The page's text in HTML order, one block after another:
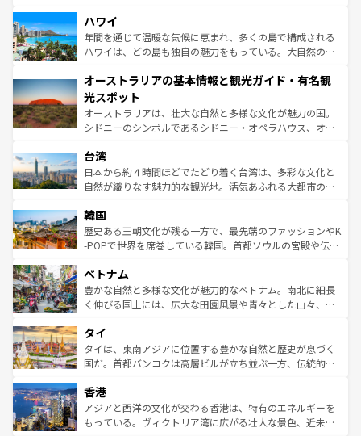
着のスイス情報は
のような巨大都市は、観光、ショッピング、エンターテイ
ンメントが詰まった刺激的なスポットだ。一方、アメリカ
西部には大自然が広がり、グランドキャニオンやイエロー
部のニューオーリンズでは、音楽と美食が融合した独特の
文化が魅力。旅行者はアメリカの各地域で異なる魅力を楽
しみながら、その多様性と豊かな歴史を感じることができ
るだろう。車でのロードトリップや列車の旅も、アメリカ
情報は
ハワイ
年間を通じて温暖な気候に恵まれ、多くの島で構成される
ハワイは、どの島も独自の魅力をもっている。大自然の神
ワイ島は見逃せない。また、定番の観光地といえばオアフ
島だが、静かな自然を求めるならマウイ島やカウアイ島が
おすすめ。エメラルドグリーンに輝く海をはじめ、豊かな
文化や歴史が息づいている。「アロハスピリット」と呼ば
人々、おいしいローカルフードやハワイアンミュージッ
ク、伝統的なフラダンスなど、すべてがハワイの魅力を彩
っている。訪れるたびに新しい発見と感動が待っているハ
はコンテンツ一覧
オーストラリアの基本情報と観光ガイド・有名観
光スポット
オーストラリアは、壮大な自然と多様な文化が魅力の国。
シドニーのシンボルであるシドニー・オペラハウス、オー
リアリーフや大陸中央部にそびえるウルル（エアーズロッ
ク）、タスマニアの美しい原生林やケアンズの熱帯雨林な
ど、見どころがたくさん。また、カフェやワイン、オージ
いる。アクティビティも充実しており、サーフィンやダイ
ビング、ハイキングなど、アウトドア好きにはたまらな
い。オーストラリアの多彩な魅力を存分に味わいつくそ
参照してほしい。
台湾
日本から約４時間ほどでたどり着く台湾は、多彩な文化と
自然が織りなす魅力的な観光地。活気あふれる大都市の台
ン）、静ひつな山岳地帯である台湾東部など、都市の喧騒
と山間の静けさが共存しており、訪れる人に新しい発見と
驚きをもたらしてくれる。また、奥深い台湾の食文化も魅
容にもいいと評判のスイーツなど、バラエティ豊かな料理
が味わえる。 なお、新着の台湾情報は コンテンツ一覧を参
照してほしい。
韓国
歴史ある王朝文化が残る一方で、最先端のファッションやK
-POPで世界を席巻している韓国。首都ソウルの宮殿や伝統
き、地方に足を延ばせば四季折々の自然美を楽しむことが
できる。そして、キムチや焼肉、絶品のストリートフード
まで、さまざまな韓国料理が待っている。夜には、韓国な
リティに包まれながら、韓国の多彩な魅力を心ゆくまで味
わってみてほしい。 なお、新着の韓国情報はコンテンツ一
覧を参照してほしい。
ベトナム
豊かな自然と多様な文化が魅力的なベトナム。南北に細長
く伸びる国土には、広大な田園風景や青々とした山々、世
急速な発展と共に伝統が息づく。ハノイの古い町並みやホ
ーチミン市のフランス統治時代の建物も、独特の雰囲気を
醸し出している。また、バラエティの豊かさとおいしさで
とつ。フォーやバインミー、ベトナムコーヒーなどは、ぜ
ひ現地で味わいたい。どの地域を訪れてもあたたかい人々
が旅行者を迎えてくれるので、きっと忘れられない旅にな
タイ
タイは、東南アジアに位置する豊かな自然と歴史が息づく
国だ。首都バンコクは高層ビルが立ち並ぶ一方、伝統的な
の活気が交差している。北部ではチェンマイなどの山岳地
帯で自然と触れ合い、南部ではプーケットやクラビの美し
いビーチでリゾート気分を楽しむことができる。タイ料理
香港
アジアと西洋の文化が交わる香港は、特有のエネルギーを
もっている。ヴィクトリア湾に広がる壮大な景色、近未来